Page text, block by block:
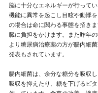
脳に十分なエネルギーが行って
機能に異常を起こし目眩や動悸
の場合は命に関わる事態を招き
臓に負担をかけます。また昨年
より糖尿病治療薬の方が腸内細
発表もされています。
腸内細菌は、余分な糖分を吸収
吸収を抑えたり、糖を下げるビ